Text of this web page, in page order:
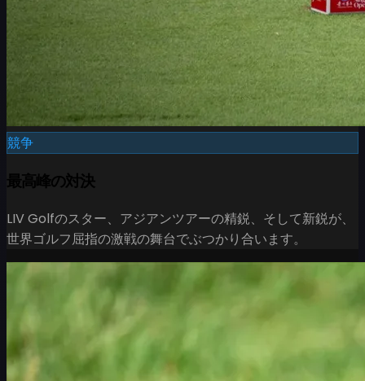
競争
最高峰の対決
LIV Golfのスター、アジアンツアーの精鋭、そして新鋭が、
世界ゴルフ屈指の激戦の舞台でぶつかり合います。